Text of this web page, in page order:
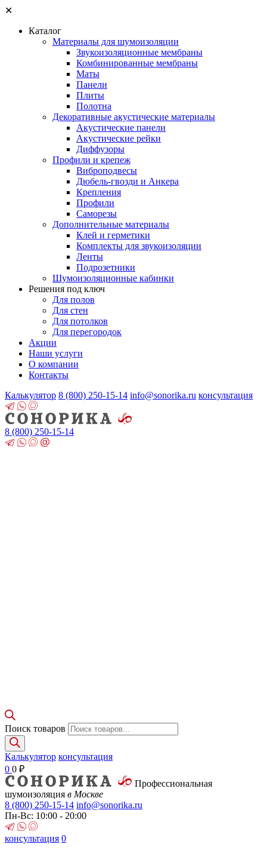
✕
Каталог
Материалы для шумоизоляции
Звукоизоляционные мембраны
Комбинированные мембраны
Маты
Панели
Плиты
Полотна
Декоративные акустические материалы
Акустические панели
Акустические рейки
Диффузоры
Профили и крепеж
Виброподвесы
Дюбель-гвозди и Анкера
Крепления
Профили
Саморезы
Дополнительные материалы
Клей и герметики
Комплекты для звукоизоляции
Ленты
Подрозетники
Шумоизоляционные кабинки
Решения под ключ
Для полов
Для стен
Для потолков
Для перегородок
Акции
Наши услуги
О компании
Контакты
Калькулятор 8 (800) 250-15-14 info@sonorika.ru консультация
8 (800) 250-15-14
Поиск товаров
Калькулятор консультация
0 0 ₽
Профессиональная
шумоизоляция в Москве
8 (800) 250-15-14 info@sonorika.ru
Пн-Вс: 10:00 - 20:00
консультация 0